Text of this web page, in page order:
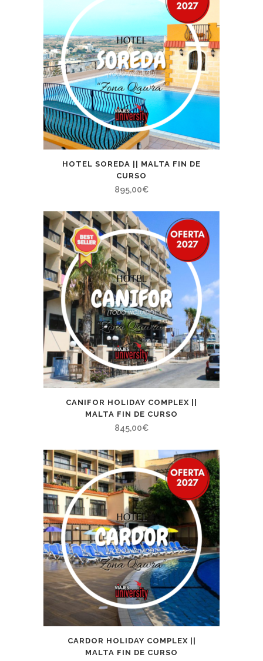
HOTEL SOREDA || MALTA FIN DE
CURSO
895,00€
CANIFOR HOLIDAY COMPLEX ||
MALTA FIN DE CURSO
845,00€
CARDOR HOLIDAY COMPLEX ||
MALTA FIN DE CURSO